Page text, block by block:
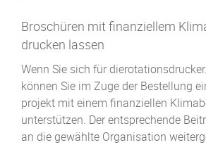
Broschüren mit finanziellem
drucken lassen
Wenn Sie sich für
können Sie im Zuge der Bestellung
projekt mit einem finanziellen
unterstützen. Der entsprechende
an die gewählte Organisation